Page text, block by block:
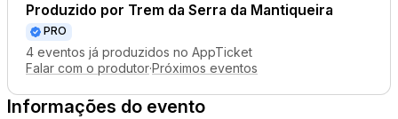
Produzido por Trem da Serra da Mantiqueira
PRO
4 eventos já produzidos no AppTicket
Falar com o produtor·Próximos eventos
Informações do evento